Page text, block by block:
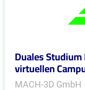
Duales
virtuellen
MACH-3D GmbH